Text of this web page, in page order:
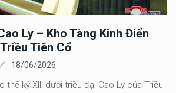
Ly – Kho Tàng Kinh Điển
Tiên Cổ
18/06/2026
thế kỷ XIII dưới triều đại Cao Ly của Triều